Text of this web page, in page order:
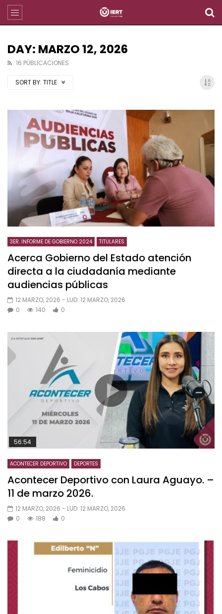
DAY: MARZO 12, 2026
16 PÚBLICACIONES
SORT BY: TITLE
3ER. INFORME DE GOBIERNO 2024 TITULARES
Acerca Gobierno del Estado atención
directa a la ciudadanía mediante
audiencias públicas
12 MARZO, 2026 - LUD: 12 MARZO, 2026
0
140 0
56:54
ACONTECER DEPORTIVO DEPORTES
Acontecer Deportivo con Laura Aguayo. –
11 de marzo 2026.
12 MARZO, 2026 - LUD: 12 MARZO, 2026
0
188 0